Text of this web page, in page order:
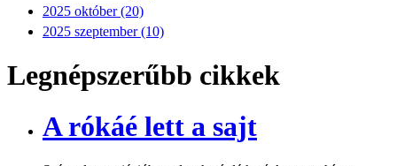
2025 október (20)
2025 szeptember (10)
Legnépszerűbb cikkek
A rókáé lett a sajt